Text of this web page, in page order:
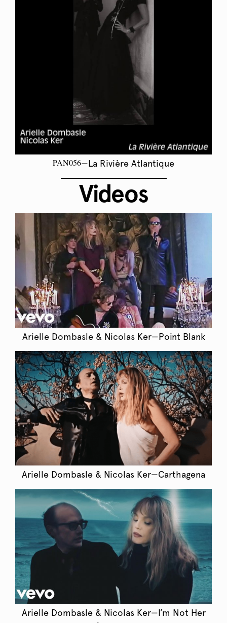
PAN056—La Rivière Atlantique
Videos
Arielle Dombasle & Nicolas Ker—Point Blank
Arielle Dombasle & Nicolas Ker—Carthagena
Arielle Dombasle & Nicolas Ker—I’m Not Her